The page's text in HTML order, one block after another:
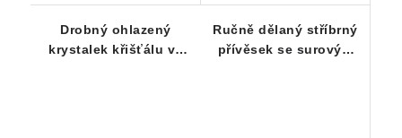
Drobný ohlazený
krystalek křišťálu ve
Ručně dělaný stříbrný
přívěsek se surovým